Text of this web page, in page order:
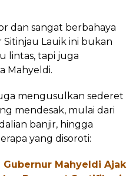
dan sangat berbahaya
Sitinjau Lauik ini bukan
lintas, tapi juga
Mahyeldi.
mengusulkan sederet
mendesak, mulai dari
banjir, hingga
yang disoroti:
Gubernur Mahyeldi Ajak